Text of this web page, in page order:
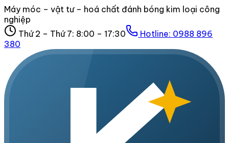
Máy móc – vật tư – hoá chất đánh bóng kim loại công
nghiệp
Thứ 2 – Thứ 7: 8:00 – 17:30
Hotline: 0988 896
380